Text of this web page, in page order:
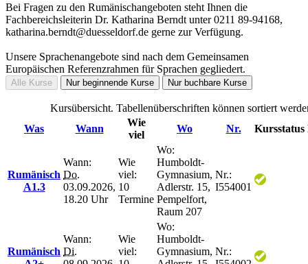
Bei Fragen zu den Rumänischangeboten steht Ihnen die
Fachbereichsleiterin Dr. Katharina Berndt unter 0211 89-94168,
katharina.berndt@duesseldorf.de gerne zur Verfügung.
Unsere Sprachenangebote sind nach dem Gemeinsamen
Europäischen Referenzrahmen für Sprachen gegliedert.
Alle Kurse Nur beginnende Kurse Nur buchbare Kurse
Kursübersicht. Tabellenüberschriften können sortiert
Was
Wann
Wie
viel
Wo Nr. Kursstatus
Rumänisch
A1.3
Wann:
Do.
03.09.2026,
18.20 Uhr
Wie
viel:
10
Termine
Wo:
Humboldt-
Gymnasium,
Adlerstr. 15,
Pempelfort,
Raum 207
Nr.:
I554001
Rumänisch
Wann:
Di.
Wie
viel:
Wo:
Humboldt-
Gymnasium, Nr.: